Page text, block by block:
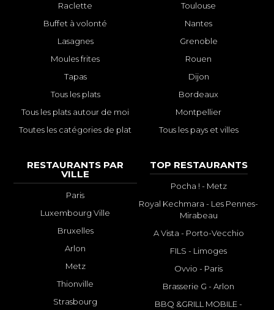
Raclette
Buffet à volonté
Lasagnes
Moules frites
Tapas
Tous les plats
Tous les plats autour de moi
Toutes les catégories de plat
Toulouse
Nantes
Grenoble
Rouen
Dijon
Bordeaux
Montpellier
Tous les pays et villes
RESTAURANTS PAR
VILLE
Paris
Luxembourg Ville
Bruxelles
Arlon
Metz
Thionville
Strasbourg
TOP RESTAURANTS
Pocha ! - Metz
Royal Kechmara - Les Pennes-
Mirabeau
A Vista - Porto-Vecchio
FILS - Limoges
Ovvio - Paris
Brasserie G - Arlon
BBQ &GRILL MOBILE -